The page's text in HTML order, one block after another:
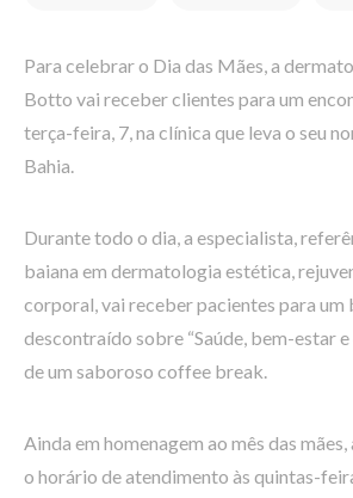
Para celebrar o Dia das Mães, a
Botto vai receber clientes para um
terça-feira, 7, na clínica que leva o seu
Bahia.
Durante todo o dia, a especialista,
baiana em dermatologia estética,
corporal, vai receber pacientes para um
descontraído sobre “Saúde, bem-estar e
de um saboroso coffee break.
Ainda em homenagem ao mês das
o horário de atendimento às quintas-